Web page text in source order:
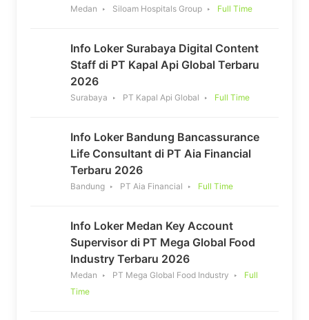
Medan Siloam Hospitals Group Full Time
Info Loker Surabaya Digital Content
Staff di PT Kapal Api Global Terbaru
2026
Surabaya PT Kapal Api Global Full Time
Info Loker Bandung Bancassurance
Life Consultant di PT Aia Financial
Terbaru 2026
Bandung PT Aia Financial Full Time
Info Loker Medan Key Account
Supervisor di PT Mega Global Food
Industry Terbaru 2026
Medan PT Mega Global Food Industry
Full
Time